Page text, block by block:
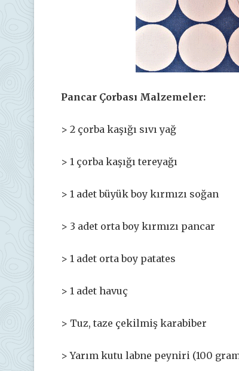
Pancar Çorbası Malzemeler:
> 2 çorba kaşığı sıvı yağ
> 1 çorba kaşığı tereyağı
> 1 adet büyük boy kırmızı soğan
> 3 adet orta boy kırmızı pancar
> 1 adet orta boy patates
> 1 adet havuç
> Tuz, taze çekilmiş karabiber
> Yarım kutu labne peyniri (100